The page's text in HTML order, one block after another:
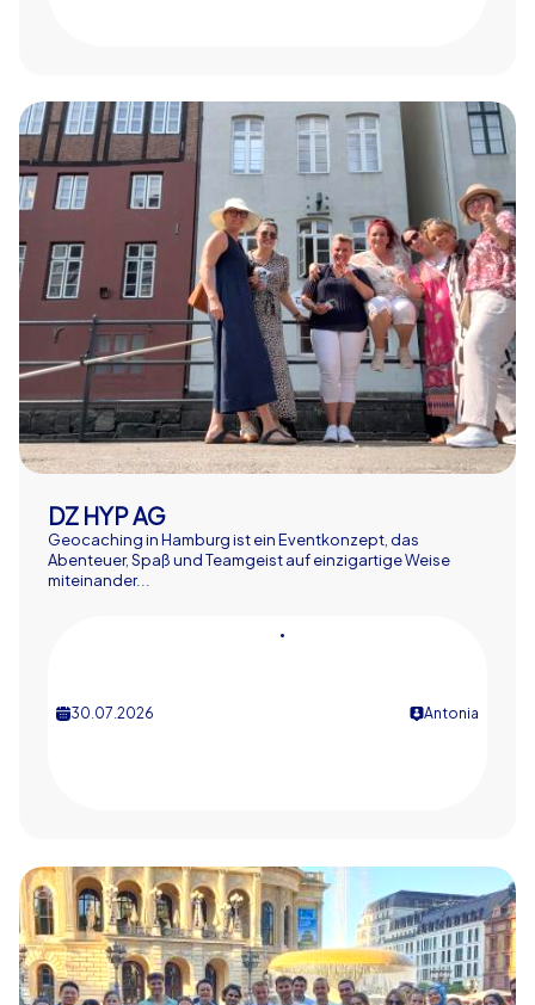
DZ HYP AG
Geocaching in Hamburg ist ein Eventkonzept, das
Abenteuer, Spaß und Teamgeist auf einzigartige Weise
miteinander...
30.07.2026
•
Antonia